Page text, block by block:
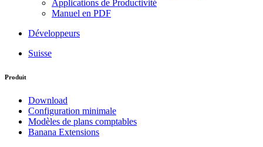
Applications de Productivité
Manuel en PDF
Développeurs
Suisse
Produit
Download
Configuration minimale
Modèles de plans comptables
Banana Extensions